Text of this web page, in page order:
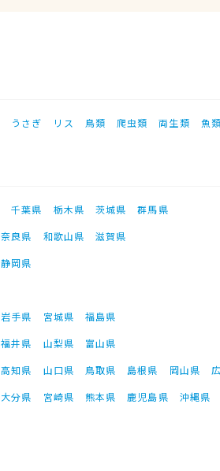
うさぎ リス 鳥類 爬虫類 両生類 魚類
千葉県 栃木県 茨城県
群馬県
奈良県 和歌山県
滋賀県
静岡県
岩手県 宮城県
福島県
福井県 山梨県
富山県
高知県 山口県 鳥取県 島根県 岡山県
大分県 宮崎県 熊本県 鹿児島県 沖縄県